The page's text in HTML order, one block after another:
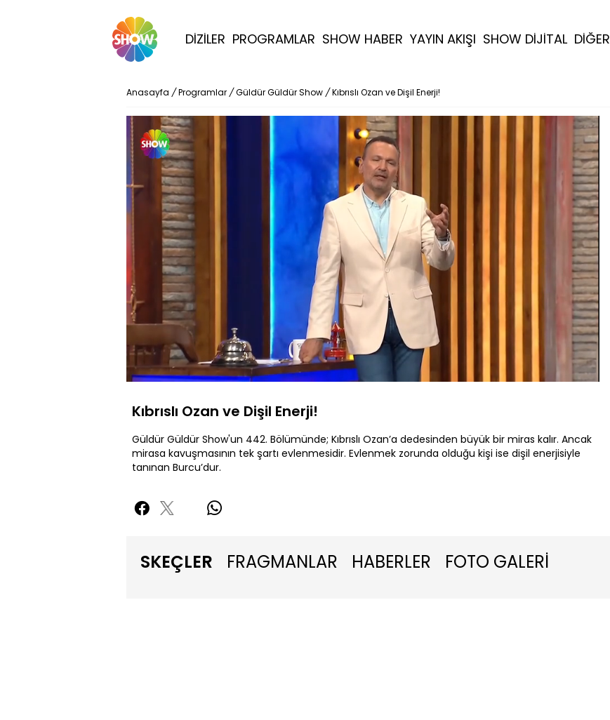
DİZİLER PROGRAMLAR SHOW HABER YAYIN AKIŞI SHOW DİJİTAL DİĞER
Anasayfa / Programlar / Güldür Güldür Show / Kıbrıslı Ozan ve Dişil Enerji!
Sessiz
Yüklendi:
2.60%
Kıbrıslı Ozan ve Dişil Enerji!
Güldür Güldür Show'un 442. Bölümünde; Kıbrıslı Ozan’a dedesinden büyük bir miras kalır. Ancak
mirasa kavuşmasının tek şartı evlenmesidir. Evlenmek zorunda olduğu kişi ise dişil enerjisiyle
tanınan Burcu’dur.
SKEÇLER FRAGMANLAR HABERLER FOTO GALERİ